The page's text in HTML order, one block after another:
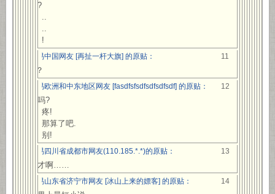
爽?
..
..
!
网易中国网友 [再扯一杆大旗] 的原贴： 11
G？
网易欧洲和中东地区网友 [fasdfsfsdfsdfsdfsdf] 的原贴： 12
疼吗?
疼!
那算了吧.
别!
网易四川省成都市网友(110.185.*.*)的原贴： 13
人才啊……
网易山东省济宁市网友 [冰山上来的嫖客] 的原贴： 14